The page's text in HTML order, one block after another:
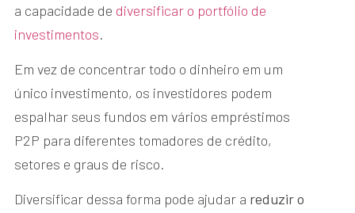
a capacidade de diversificar o portfólio de
investimentos.
Em vez de concentrar todo o dinheiro em um
único investimento, os investidores podem
espalhar seus fundos em vários empréstimos
P2P para diferentes tomadores de crédito,
setores e graus de risco.
Diversificar dessa forma pode ajudar a reduzir o